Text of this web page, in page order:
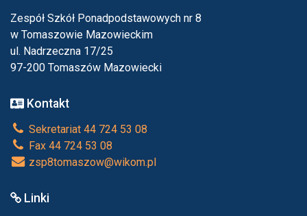
Zespół Szkół Ponadpodstawowych nr 8
w Tomaszowie Mazowieckim
ul. Nadrzeczna 17/25
97-200 Tomaszów Mazowiecki
Kontakt
Sekretariat 44 724 53 08
Fax 44 724 53 08
zsp8tomaszow@wikom.pl
Linki